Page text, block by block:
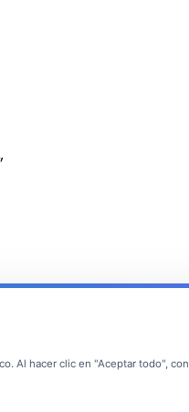
Al hacer clic en "Aceptar todo",